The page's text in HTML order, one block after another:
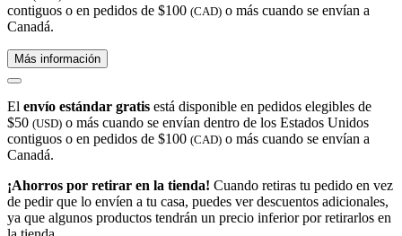
contiguos o en pedidos de $100 (CAD) o más cuando se envían a
Canadá.
Más información
El envío estándar gratis está disponible en pedidos elegibles de
$50 (USD) o más cuando se envían dentro de los Estados Unidos
contiguos o en pedidos de $100 (CAD) o más cuando se envían a
Canadá.
¡Ahorros por retirar en la tienda! Cuando retiras tu pedido en vez
de pedir que lo envíen a tu casa, puedes ver descuentos adicionales,
ya que algunos productos tendrán un precio inferior por retirarlos en